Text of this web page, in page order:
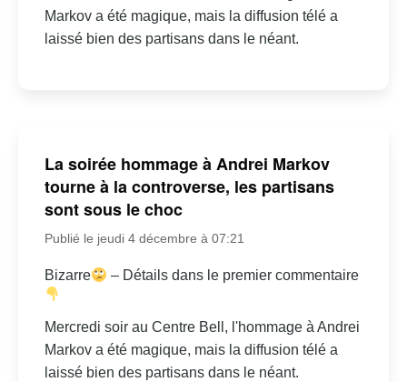
Markov a été magique, mais la diffusion télé a
laissé bien des partisans dans le néant.
La soirée hommage à Andrei Markov
tourne à la controverse, les partisans
sont sous le choc
Publié le jeudi 4 décembre à 07:21
Bizarre – Détails dans le premier commentaire
Mercredi soir au Centre Bell, l'hommage à Andrei
Markov a été magique, mais la diffusion télé a
laissé bien des partisans dans le néant.